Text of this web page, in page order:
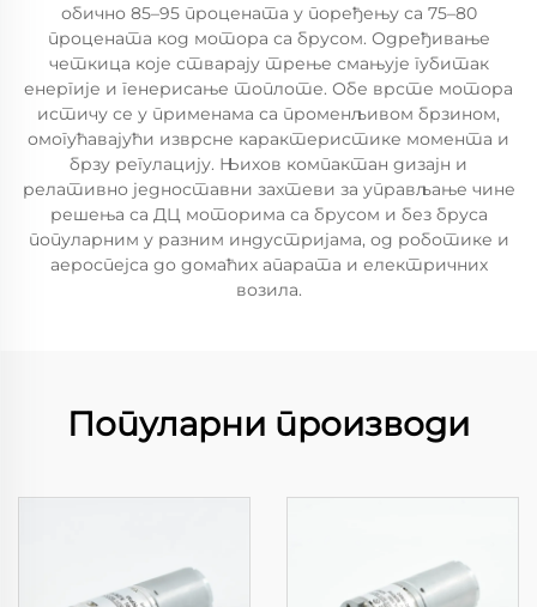
обично 85–95 процената у поређењу са 75–80
процената код мотора са брусом. Одређивање
четкица које стварају трење смањује губитак
енергије и генерисање топлоте. Обе врсте мотора
истичу се у применама са променљивом брзином,
омогућавајући изврсне карактеристике момента и
брзу регулацију. Њихов компактан дизајн и
релативно једноставни захтеви за управљање чине
решења са ДЦ моторима са брусом и без бруса
популарним у разним индустријама, од роботике и
аероспејса до домаћих апарата и електричних
возила.
Популарни производи